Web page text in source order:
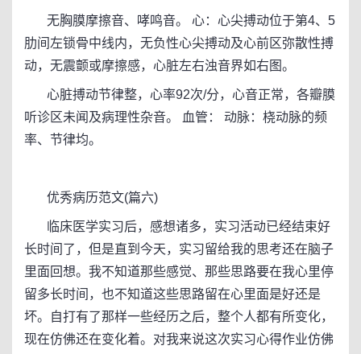
无胸膜摩擦音、哮鸣音。 心：心尖搏动位于第4、5
肋间左锁骨中线内，无负性心尖搏动及心前区弥散性搏
动，无震颤或摩擦感，心脏左右浊音界如右图。
心脏搏动节律整，心率92次/分，心音正常，各瓣膜
听诊区未闻及病理性杂音。 血管： 动脉：桡动脉的频
率、节律均。
优秀病历范文(篇六)
临床医学实习后，感想诸多，实习活动已经结束好
长时间了，但是直到今天，实习留给我的思考还在脑子
里面回想。我不知道那些感觉、那些思路要在我心里停
留多长时间，也不知道这些思路留在心里面是好还是
坏。自打有了那样一些经历之后，整个人都有所变化，
现在仿佛还在变化着。对我来说这次实习心得作业仿佛